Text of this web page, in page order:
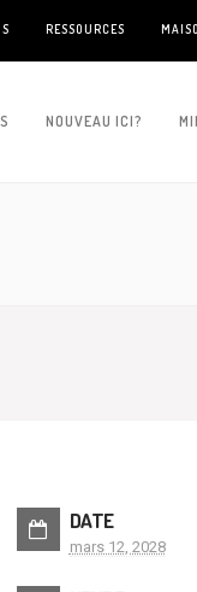
RESSOURCES
NOUVEAU ICI?
DATE
mars 12, 2028